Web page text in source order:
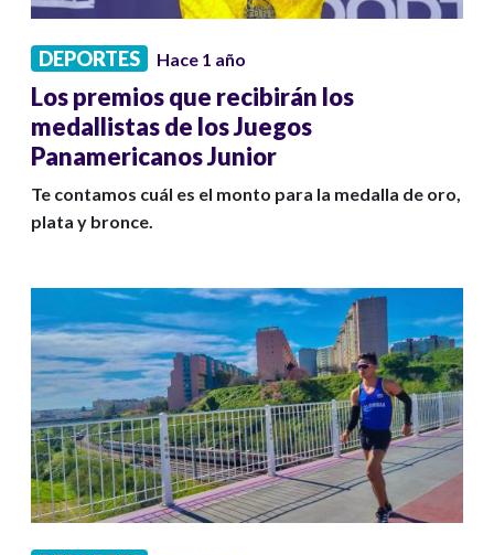
DEPORTES Hace 1 año
Los premios que recibirán los
medallistas de los Juegos
Panamericanos Junior
Te contamos cuál es el monto para la medalla de oro,
plata y bronce.